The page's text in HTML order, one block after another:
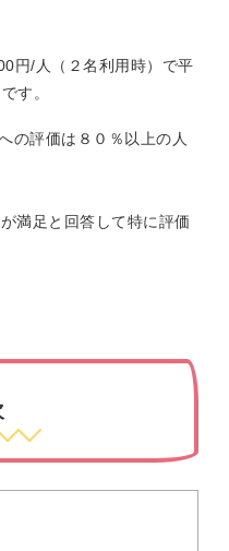
円/人（２名利用時）で平
す。
の評価は８０％以上の人
満足と回答して特に評価